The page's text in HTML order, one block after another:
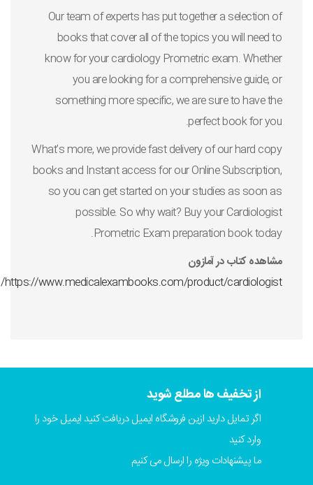
Our team of experts has put together a selection of
books that cover all of the topics you will need to
know for your cardiology Prometric exam. Whether
you are looking for a comprehensive guide, or
something more specific, we are sure to have the
perfect book for you.
What’s more, we provide fast delivery of our hard copy
books and Instant access for our Online Subscription,
so you can get started on your studies as soon as
possible. So why wait? Buy your Cardiologist
Prometric Exam preparation book today.
مشاهده کتاب در آمازون
https://www.medicalexambooks.com/product/cardiologist/
از تخفیف ها مطلع شوید
اگر تمایل دارید ازین فروشگاه ایمیل دریافت کنید ایمیل خود را
وارد کنید
ما پیشنهادات ویژه را ارسال می کنیم